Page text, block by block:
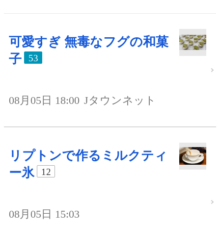
可愛すぎ 無毒なフグの和菓
子
53
08月05日 18:00 Jタウンネット
リプトンで作るミルクティ
ー氷
12
08月05日 15:03